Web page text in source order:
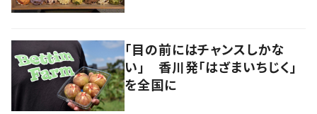
「目の前にはチャンスしかな
い」 香川発「はざまいちじく」
を全国に